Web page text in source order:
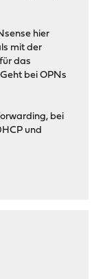
hier
mit der
das
bei OPNs
bei
und